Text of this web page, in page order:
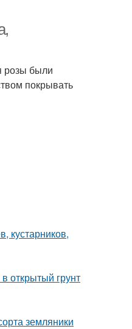
розы были
покрывать
кустарников,
открытый грунт
земляники